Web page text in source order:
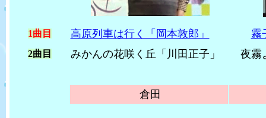
1曲目 高原列車は行く「岡本敦郎」 霧
2曲目 みかんの花咲く丘「川田正子」 夜霧
倉田